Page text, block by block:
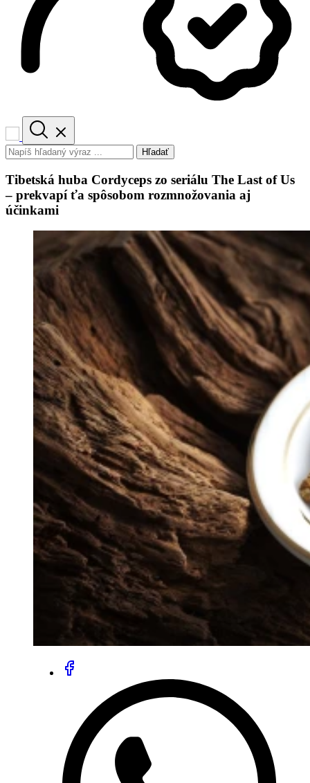
Hľadať
Tibetská huba Cordyceps zo seriálu The Last of Us
– prekvapí ťa spôsobom rozmnožovania aj
účinkami